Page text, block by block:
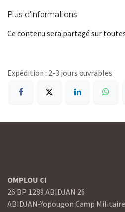
Plus d'informations
Ce contenu sera partagé sur
Expédition : 2-3 jours ouvrables
OMPLOU CI
26 BP 1289 ABIDJAN 26
ABIDJAN-Yopougon Camp